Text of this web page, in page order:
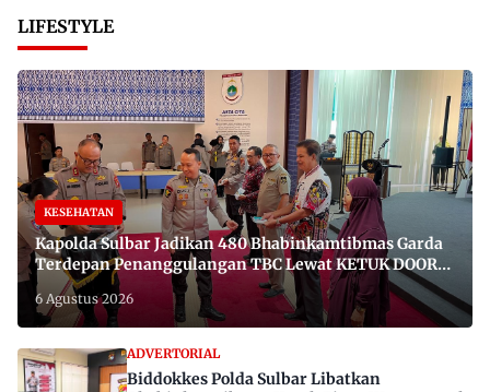
LIFESTYLE
KESEHATAN
Kapolda Sulbar Jadikan 480 Bhabinkamtibmas Garda
Terdepan Penanggulangan TBC Lewat KETUK DOORS
di 650 Desa
6 Agustus 2026
ADVERTORIAL
Biddokkes Polda Sulbar Libatkan